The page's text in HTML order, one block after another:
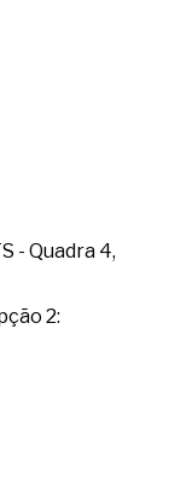
- Quadra 4,
2: